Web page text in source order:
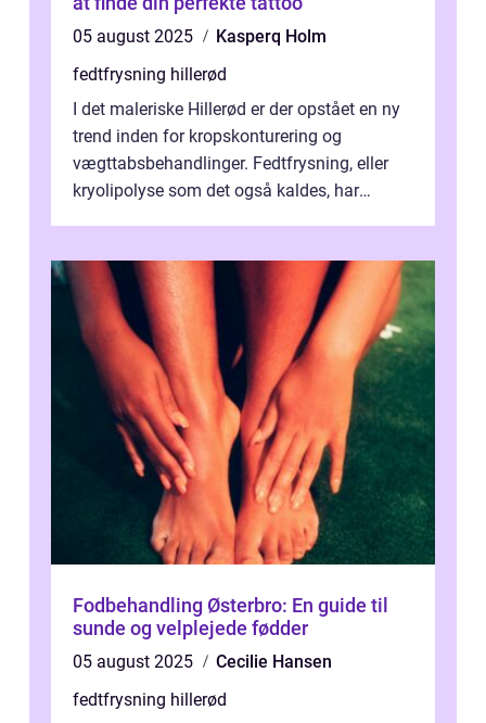
05 august 2025
Kasperq Holm
fedtfrysning hillerød
I det maleriske Hillerød er der opstået en ny
trend inden for kropskonturering og
vægttabsbehandlinger. Fedtfrysning, eller
kryolipolyse som det også kaldes, har
Fodbehandling Østerbro: En guide til
sunde og velplejede fødder
05 august 2025
Cecilie Hansen
fedtfrysning hillerød